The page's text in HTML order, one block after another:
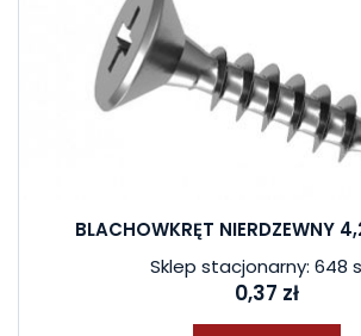
BLACHOWKRĘT NIERDZEWNY
Sklep stacjonarny: 648
0,37 zł